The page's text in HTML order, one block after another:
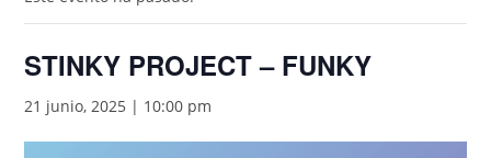
STINKY PROJECT – FUNKY
21 junio, 2025 | 10:00 pm